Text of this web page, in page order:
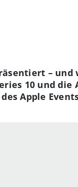
–
10 und die
Apple